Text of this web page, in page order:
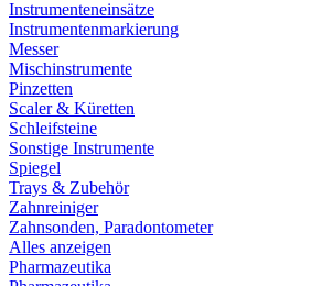
Instrumenteneinsätze
Instrumentenmarkierung
Messer
Mischinstrumente
Pinzetten
Scaler & Küretten
Schleifsteine
Sonstige Instrumente
Spiegel
Trays & Zubehör
Zahnreiniger
Zahnsonden, Paradontometer
Alles anzeigen
Pharmazeutika